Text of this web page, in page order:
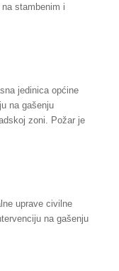
stambenim i
jedinica općine
na gašenju
zoni. Požar je
uprave civilne
na gašenju